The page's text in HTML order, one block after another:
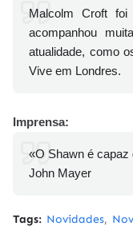
Malcolm Croft
acompanhou
atualidade, como
Vive em Londres.
Imprensa:
«O Shawn é capaz
John Mayer
Tags: Novidades